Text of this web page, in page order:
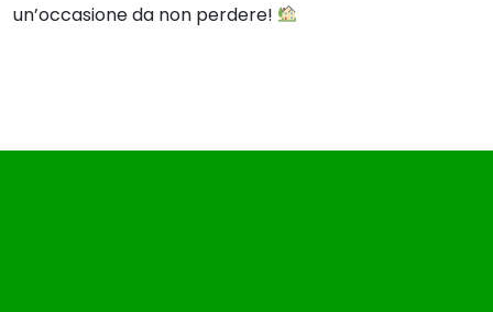
un’occasione da non perdere!